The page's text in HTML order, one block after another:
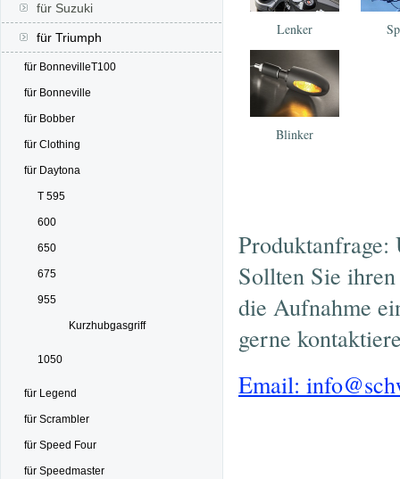
für Suzuki
für Triumph
für BonnevilleT100
für Bonneville
für Bobber
für Clothing
für Daytona
T 595
600
650
675
955
Kurzhubgasgriff
1050
für Legend
für Scrambler
für Speed Four
für Speedmaster
Lenker
Blinker
Sollten Sie
die Aufnahme
gerne
Email: